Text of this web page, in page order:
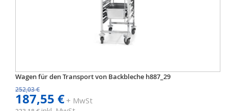
Wagen für den Transport von Backbleche h887_29
252,03 €
187,55 €+ MwSt